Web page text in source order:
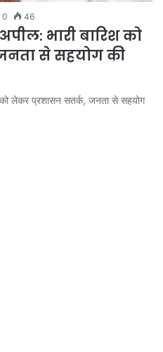
0 46
भारी बारिश को
से सहयोग की
को लेकर प्रशासन सतर्क, जनता से सहयोग